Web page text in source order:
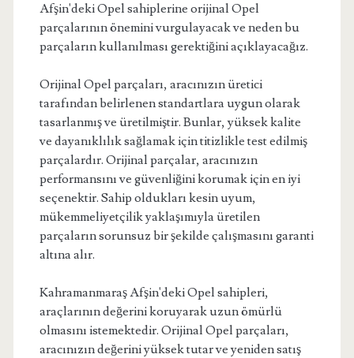
Afşin'deki Opel sahiplerine orijinal Opel
parçalarının önemini vurgulayacak ve neden bu
parçaların kullanılması gerektiğini açıklayacağız.
Orijinal Opel parçaları, aracınızın üretici
tarafından belirlenen standartlara uygun olarak
tasarlanmış ve üretilmiştir. Bunlar, yüksek kalite
ve dayanıklılık sağlamak için titizlikle test edilmiş
parçalardır. Orijinal parçalar, aracınızın
performansını ve güvenliğini korumak için en iyi
seçenektir. Sahip oldukları kesin uyum,
mükemmeliyetçilik yaklaşımıyla üretilen
parçaların sorunsuz bir şekilde çalışmasını garanti
altına alır.
Kahramanmaraş Afşin'deki Opel sahipleri,
araçlarının değerini koruyarak uzun ömürlü
olmasını istemektedir. Orijinal Opel parçaları,
aracınızın değerini yüksek tutar ve yeniden satış